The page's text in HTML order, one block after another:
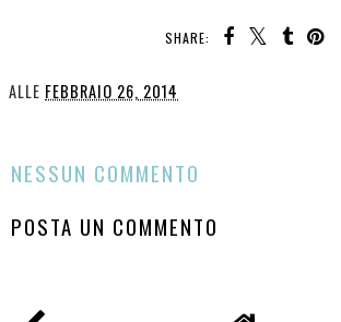
SHARE:
ALLE FEBBRAIO 26, 2014
NESSUN COMMENTO
POSTA UN COMMENTO